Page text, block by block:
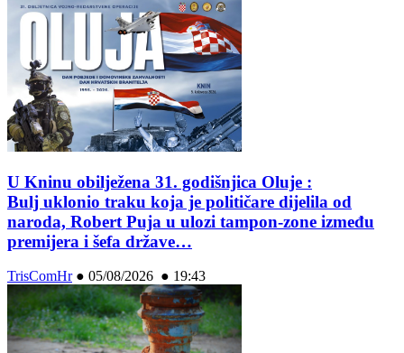
U Kninu obilježena 31. godišnjica Oluje :
Bulj uklonio traku koja je političare dijelila od
naroda, Robert Puja u ulozi tampon-zone između
premijera i šefa države…
TrisComHr● 05/08/2026 ● 19:43